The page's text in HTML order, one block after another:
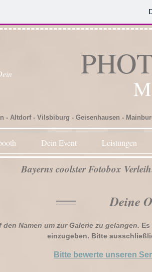
- Altdorf - Vilsbiburg - Geisenhausen -
Dein Event Leistungen
Bayerns coolster Fotobox
Deine
den Namen um zur Galerie zu gelangen.
einzugeben. Bitte
Bitte bewerte unseren